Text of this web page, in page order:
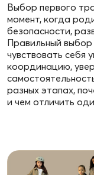
Выбор первого
момент, когда
безопасности,
Правильный выбор
чувствовать себя
координацию,
разных этапах,
и чем отличить